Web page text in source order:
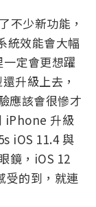
不少新功能，
效能會大幅
定會更想躍
升級上去，
應該會很慘才
iPhone 升級
iOS 11.4 與
鏡，iOS 12
受的到，就連